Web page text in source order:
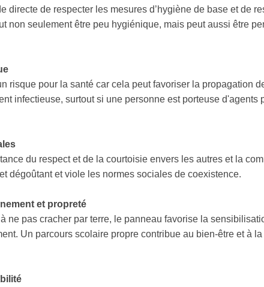
directe de respecter les mesures d’hygiène de base et de
non seulement être peu hygiénique, mais peut aussi être
risque pour la santé car cela peut favoriser la propagation
infectieuse, surtout si une personne est porteuse d'agents
du respect et de la courtoisie envers les autres et la
dégoûtant et viole les normes sociales de coexistence.
et propreté
ne pas cracher par terre, le panneau favorise la
Un parcours scolaire propre contribue au bien-être et à